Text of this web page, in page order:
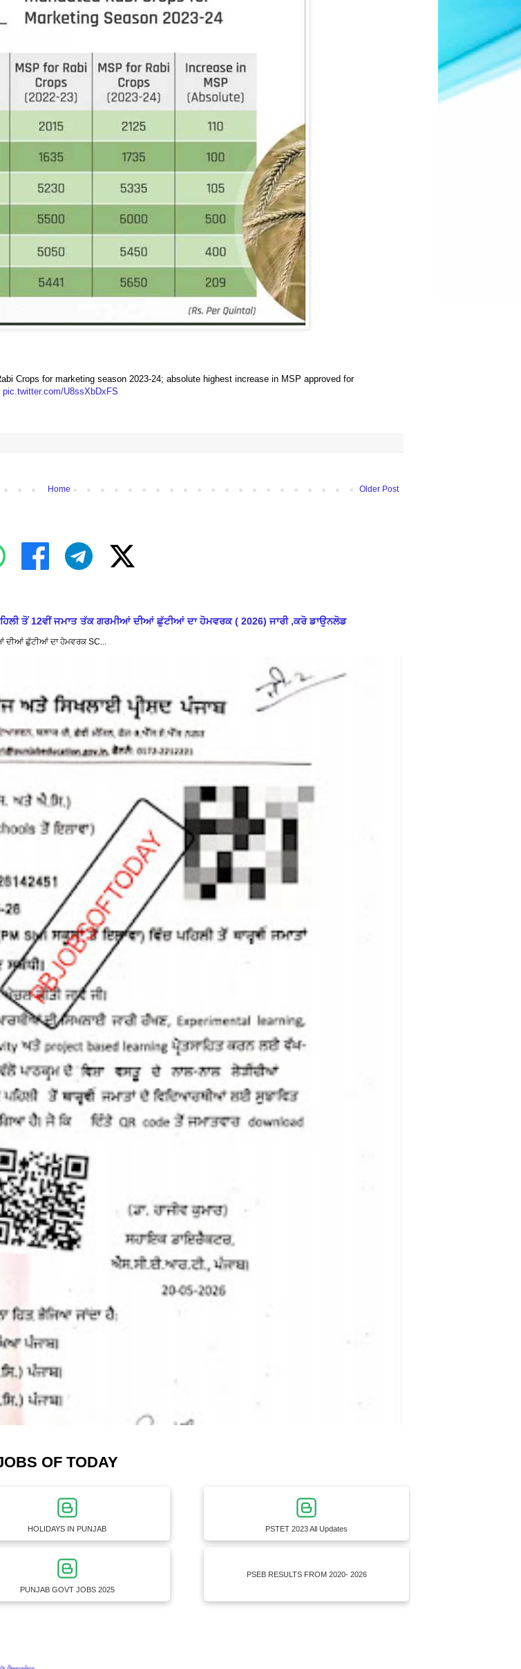
Crops for marketing season 2023-24; absolute highest increase in MSP approved for
pic.twitter.com/U8ssXbDxFS
Older Post
Home
ਤੋਂ 12ਵੀਂ ਜਮਾਤ ਤੱਕ ਗਰਮੀਆਂ ਦੀਆਂ ਛੁੱਟੀਆਂ ਦਾ ਹੋਮਵਰਕ ( 2026) ਜਾਰੀ ,ਕਰੋ ਡਾਉਨਲੋਡ
ਦੀਆਂ ਛੁੱਟੀਆਂ ਦਾ ਹੋਮਵਰਕ SC...
OF TODAY
HOLIDAYS IN PUNJAB
PSTET 2023 All Updates
PUNJAB GOVT JOBS 2025
PSEB RESULTS FROM 2020- 2026